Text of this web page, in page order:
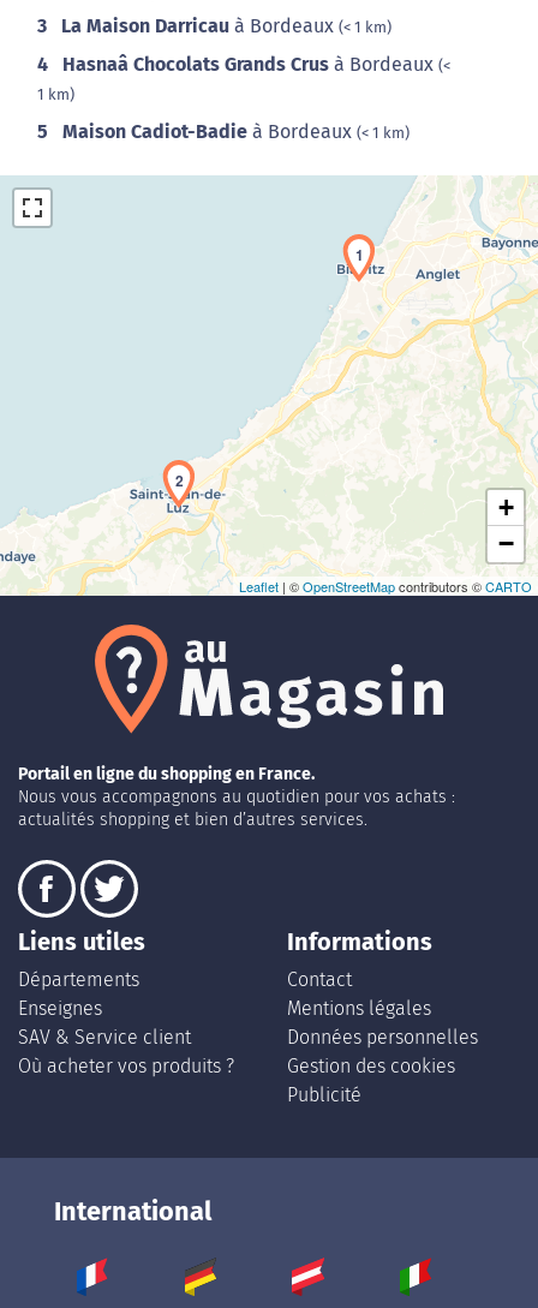
3 La Maison Darricau à Bordeaux (< 1 km)
4 Hasnaâ Chocolats Grands Crus à Bordeaux (<
1 km)
5 Maison Cadiot-Badie à Bordeaux (< 1 km)
Chargement de la carte en cours...
1
2
+
−
Leaflet | ©OpenStreetMapcontributors ©CARTO
Portail en ligne du shopping en France.
Nous vous accompagnons au quotidien pour vos achats :
actualités shopping et bien d’autres services.
Liens utiles
Départements
Enseignes
SAV & Service client
Où acheter vos produits ?
Informations
Contact
Mentions légales
Données personnelles
Gestion des cookies
Publicité
International